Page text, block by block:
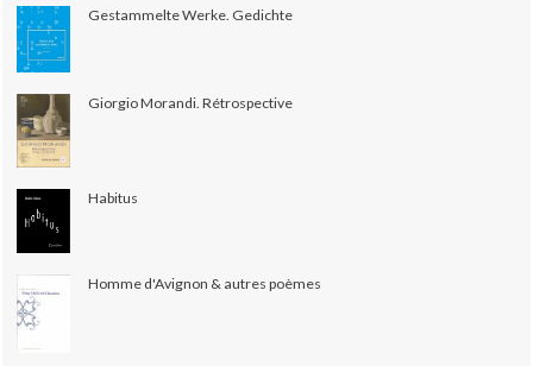
Gestammelte Werke. Gedichte
Giorgio Morandi. Rétrospective
Habitus
Homme d'Avignon & autres poèmes